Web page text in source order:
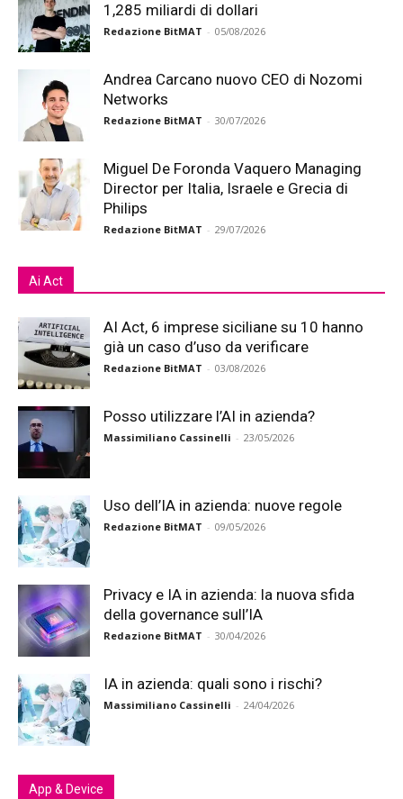
1,285 miliardi di dollari
Redazione BitMAT - 05/08/2026
Andrea Carcano nuovo CEO di Nozomi
Networks
Redazione BitMAT - 30/07/2026
Miguel De Foronda Vaquero Managing
Director per Italia, Israele e Grecia di
Philips
Redazione BitMAT - 29/07/2026
Ai Act
AI Act, 6 imprese siciliane su 10 hanno
già un caso d’uso da verificare
Redazione BitMAT - 03/08/2026
Posso utilizzare l’AI in azienda?
Massimiliano Cassinelli - 23/05/2026
Uso dell’IA in azienda: nuove regole
Redazione BitMAT - 09/05/2026
Privacy e IA in azienda: la nuova sfida
della governance sull’IA
Redazione BitMAT - 30/04/2026
IA in azienda: quali sono i rischi?
Massimiliano Cassinelli - 24/04/2026
App & Device